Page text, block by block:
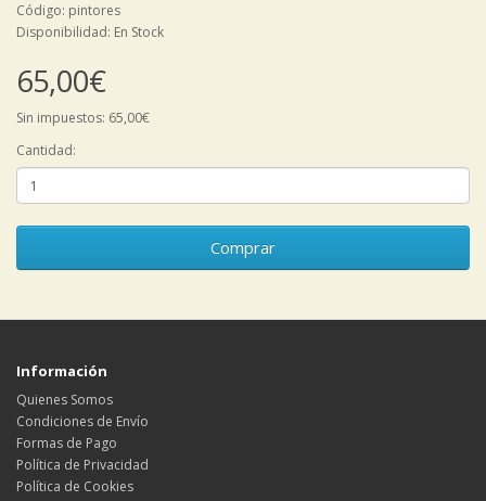
Código: pintores
Disponibilidad: En Stock
65,00€
Sin impuestos: 65,00€
Cantidad:
Comprar
Información
Quienes Somos
Condiciones de Envío
Formas de Pago
Política de Privacidad
Política de Cookies